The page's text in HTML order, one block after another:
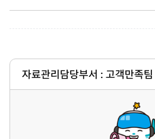
자료관리담당부서 : 고객만족